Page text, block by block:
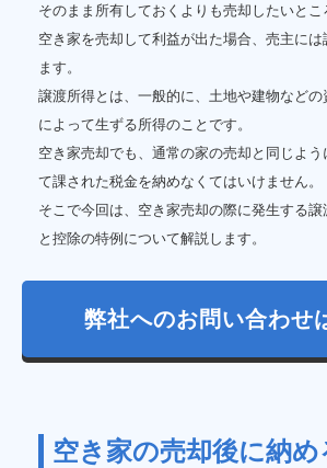
そのまま所有しておくよりも売却したいとこ
空き家を売却して利益が出た場合、売主には
ます。
譲渡所得とは、一般的に、土地や建物などの
によって生ずる所得のことです。
空き家売却でも、通常の家の売却と同じよう
て課された税金を納めなくてはいけません。
そこで今回は、空き家売却の際に発生する
と控除の特例について解説します。
弊社へのお問い合わせ
空き家の売却後に納